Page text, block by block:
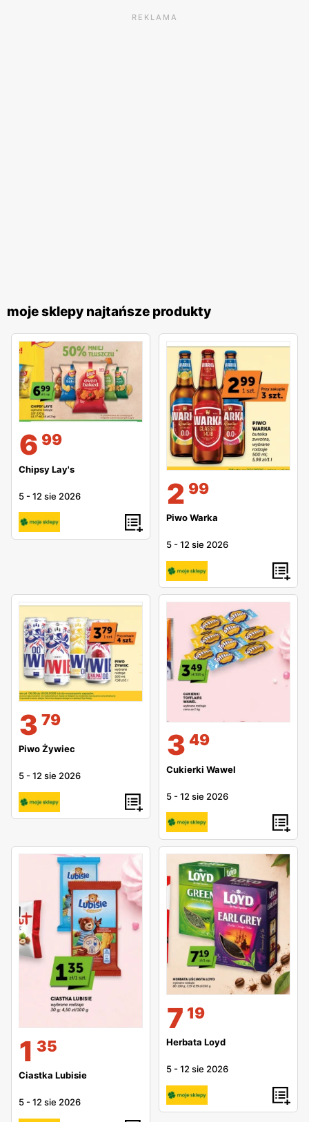
REKLAMA
moje sklepy najtańsze produkty
6 99
Chipsy Lay's
5 -12 sie 2026 2 99
Piwo Warka
5 -12 sie 2026
3 79
Piwo Żywiec
5 -12 sie 2026
3 49
Cukierki Wawel
5 -12 sie 2026
1 35
Ciastka Lubisie
5 -12 sie 2026
7 19
Herbata Loyd
5 -12 sie 2026